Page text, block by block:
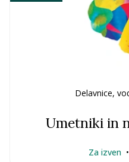
Delavnice,
Umetniki in
Za izven •